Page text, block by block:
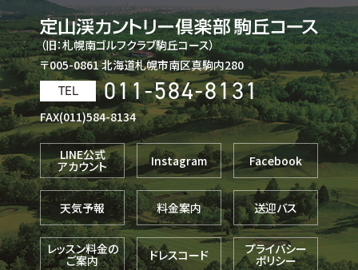
（旧：札幌南ゴルフクラブ駒丘コース）
〒005-0861 北海道札幌市南区真駒内280
TEL 011-584-8131
FAX(011)584-8134
LINE公式
アカウント Instagram Facebook
天気予報 料金案内 送迎バス
レッスン料金の
ご案内 ドレスコード プライバシー
ポリシー